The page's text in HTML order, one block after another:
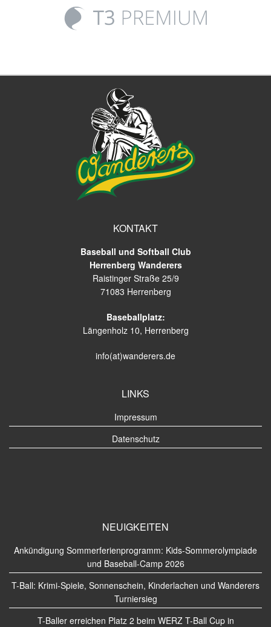
KONTAKT
Baseball und Softball Club
Herrenberg Wanderers
Raistinger Straße 25/9
71083 Herrenberg
Baseballplatz:
Längenholz 10, Herrenberg
info(at)wanderers.de
LINKS
Impressum
Datenschutz
NEUIGKEITEN
Ankündigung Sommerferienprogramm: Kids-Sommerolympiade
und Baseball-Camp 2026
T-Ball: Krimi-Spiele, Sonnenschein, Kinderlachen und Wanderers
Turniersieg
T-Baller erreichen Platz 2 beim WERZ T-Ball Cup in